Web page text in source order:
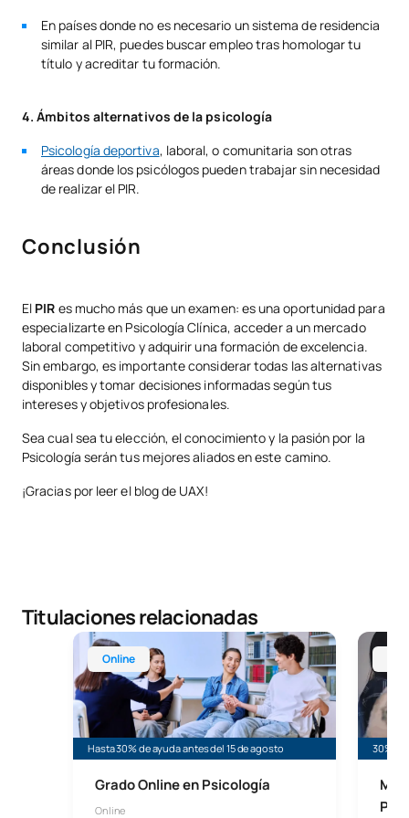
En países donde no es necesario un sistema de residencia
similar al PIR, puedes buscar empleo tras homologar tu
título y acreditar tu formación.
4. Ámbitos alternativos de la psicología
Psicología deportiva, laboral, o comunitaria son otras
áreas donde los psicólogos pueden trabajar sin necesidad
de realizar el PIR.
Conclusión
El PIR es mucho más que un examen: es una oportunidad para
especializarte en Psicología Clínica, acceder a un mercado
laboral competitivo y adquirir una formación de excelencia.
Sin embargo, es importante considerar todas las alternativas
disponibles y tomar decisiones informadas según tus
intereses y objetivos profesionales.
Sea cual sea tu elección, el conocimiento y la pasión por la
Psicología serán tus mejores aliados en este camino.
¡Gracias por leer el blog de UAX!
Titulaciones relacionadas
Online
Hasta 30% de ayuda antes del 15 de agosto
Grado Online en Psicología
Online
Grado Online en Psicología
30%
Máster